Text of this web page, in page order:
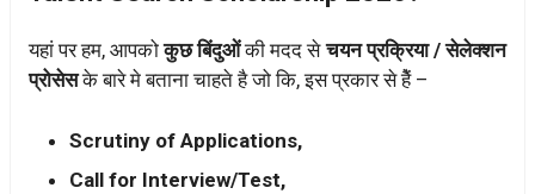
यहां पर हम, आपकोकुछ बिंदुओंकी मदद सेचयन प्रक्रिया / सेलेक्शन
प्रोसेसके बारे मे बताना चाहते है जो कि, इस प्रकार से हैें –
Scrutiny of Applications,
Call for Interview/Test,